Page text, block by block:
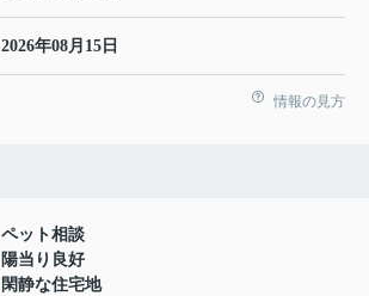
2026年08月15日
情報の見方
ペット相談
陽当り良好
閑静な住宅地